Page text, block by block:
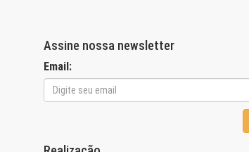
Assine nossa newsletter
Email: